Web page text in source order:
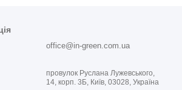
office@in-green.com.ua
провулок Руслана Лужевського,
14, корп. 3Б, Київ, 03028, Україна